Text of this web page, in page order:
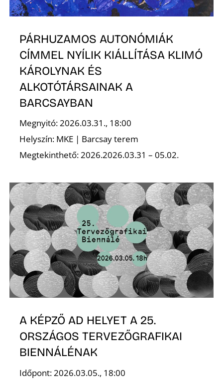
PÁRHUZAMOS AUTONÓMIÁK
CÍMMEL NYÍLIK KIÁLLÍTÁSA KLIMÓ
KÁROLYNAK ÉS
ALKOTÓTÁRSAINAK A
BARCSAYBAN
Megnyitó: 2026.03.31., 18:00
Helyszín: MKE | Barcsay terem
Megtekinthető: 2026.2026.03.31 – 05.02.
A KÉPZŐ AD HELYET A 25.
ORSZÁGOS TERVEZŐGRAFIKAI
BIENNÁLÉNAK
Időpont: 2026.03.05., 18:00